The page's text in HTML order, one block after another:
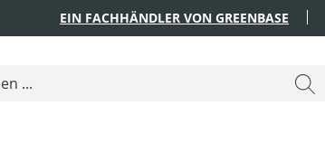
EIN FACHHÄNDLER VON GREENBASE